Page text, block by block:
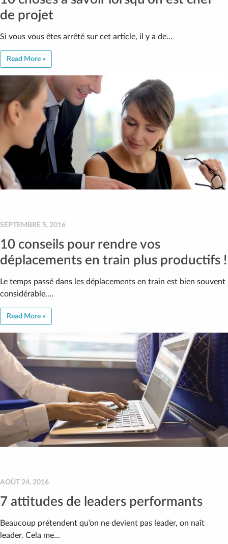
de projet
Si vous vous êtes arrêté sur cet article, il y a de…
Read More »
SEPTEMBRE 5, 2016
10 conseils pour rendre vos
déplacements en train plus productifs !
Le temps passé dans les déplacements en train est bien souvent
considérable….
Read More »
AOÛT 24, 2016
7 attitudes de leaders performants
Beaucoup prétendent qu’on ne devient pas leader, on naît
leader. Cela me…